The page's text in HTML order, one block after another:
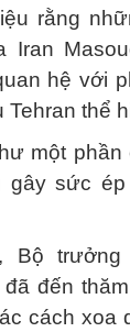
rằng
Iran
hệ với
Tehran thể
một phần
gây sức
Bộ trưởng
đến
cách xoa